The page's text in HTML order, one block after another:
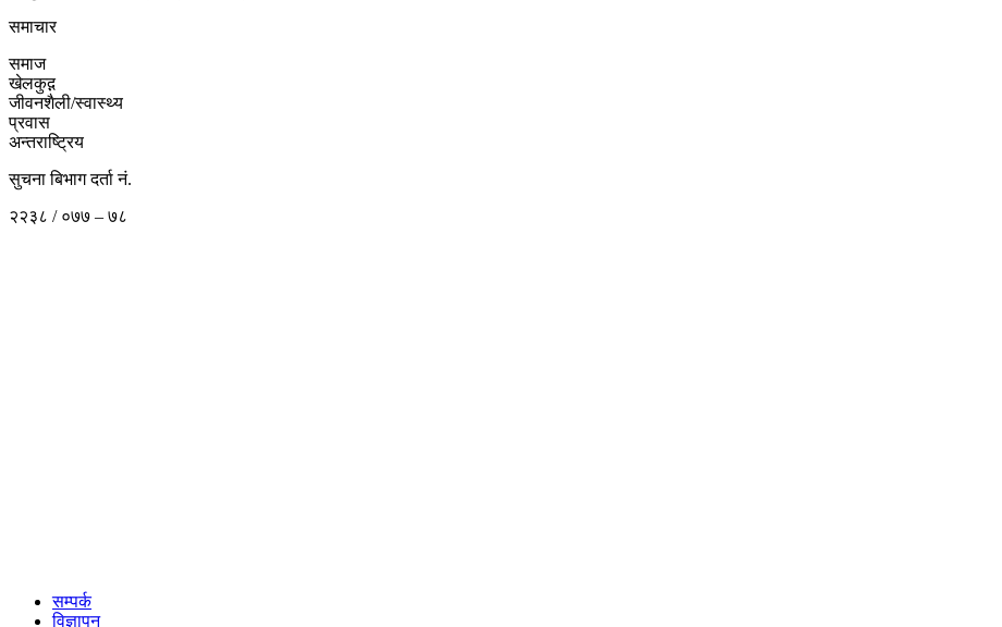
समाचार
समाज
खेलकुद़़
जीवनशैली/स्वास्थ्य
प्रवास
अन्तराष्ट्रिय
सुचना बिभाग दर्ता नं.
२२३८ / ०७७ – ७८
सम्पर्क
विज्ञापन